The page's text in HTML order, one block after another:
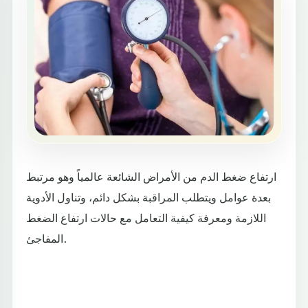
ارتفاع ضغط الدم من الأمراض الشائعة عالمياً وهو مرتبط
بعدة عوامل ويتطلب المراقبة بشكل دائم، وتناول الأدوية
اللازمة ومعرفة كيفية التعامل مع حالات ارتفاع الضغط
المفاجئ.